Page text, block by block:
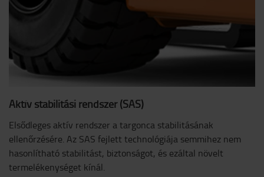
Aktív stabilitási rendszer (SAS)
Elsődleges aktív rendszer a targonca stabilitásának
ellenőrzésére. Az SAS fejlett technológiája semmihez nem
hasonlítható stabilitást, biztonságot, és ezáltal növelt
termelékenységet kínál.